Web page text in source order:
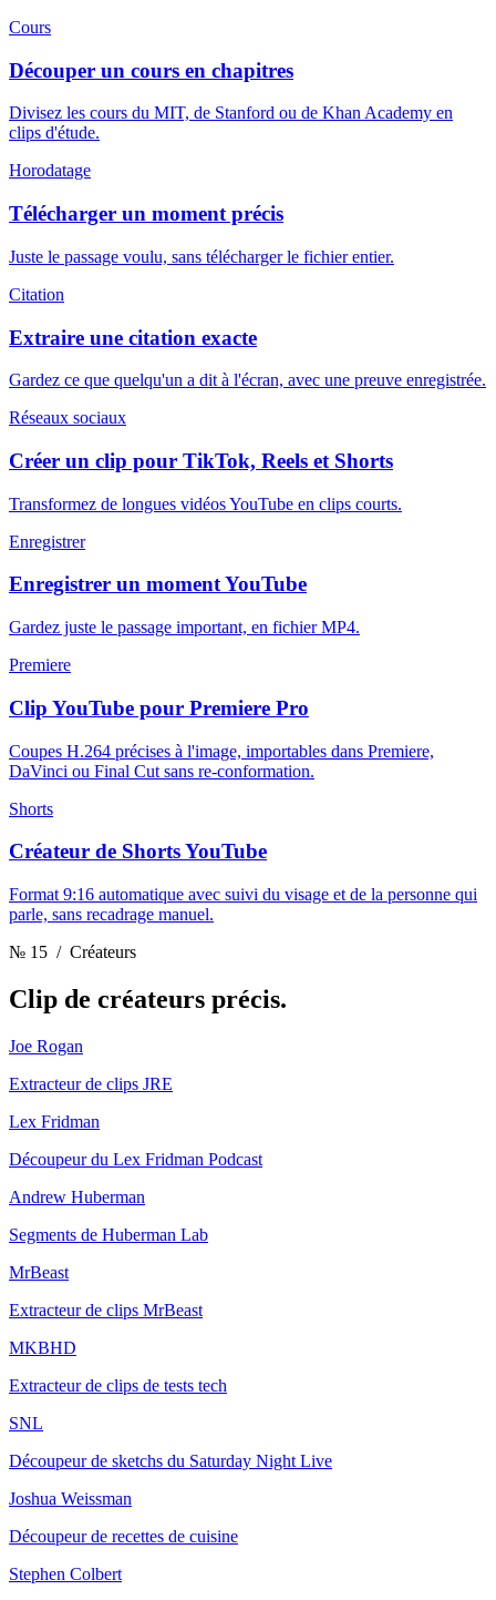
Cours
Découper un cours en chapitres
Divisez les cours du MIT, de Stanford ou de Khan Academy en
clips d'étude.
Horodatage
Télécharger un moment précis
Juste le passage voulu, sans télécharger le fichier entier.
Citation
Extraire une citation exacte
Gardez ce que quelqu'un a dit à l'écran, avec une preuve enregistrée.
Réseaux sociaux
Créer un clip pour TikTok, Reels et Shorts
Transformez de longues vidéos YouTube en clips courts.
Enregistrer
Enregistrer un moment YouTube
Gardez juste le passage important, en fichier MP4.
Premiere
Clip YouTube pour Premiere Pro
Coupes H.264 précises à l'image, importables dans Premiere,
DaVinci ou Final Cut sans re-conformation.
Shorts
Créateur de Shorts YouTube
Format 9:16 automatique avec suivi du visage et de la personne qui
parle, sans recadrage manuel.
№ 15 / Créateurs
Clip de créateurs précis.
Joe Rogan
Extracteur de clips JRE
Lex Fridman
Découpeur du Lex Fridman Podcast
Andrew Huberman
Segments de Huberman Lab
MrBeast
Extracteur de clips MrBeast
MKBHD
Extracteur de clips de tests tech
SNL
Découpeur de sketchs du Saturday Night Live
Joshua Weissman
Découpeur de recettes de cuisine
Stephen Colbert